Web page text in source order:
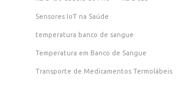
Sensores IoT na Saúde
temperatura banco de sangue
Temperatura em Banco de Sangue
Transporte de Medicamentos Termolábeis